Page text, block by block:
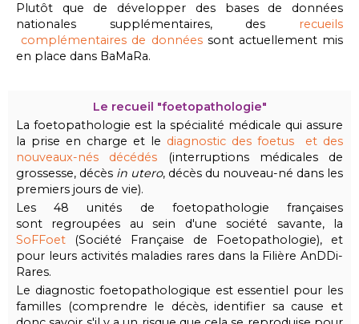
Plutôt que de développer des bases de données
nationales supplémentaires, des recueils
complémentaires de donnéessont actuellement mis
en place dans BaMaRa.
Le recueil "foetopathologie"
La foetopathologie est la spécialité médicale qui assure
la prise en charge et le diagnostic des foetus et des
nouveaux-nés décédés (interruptions médicales de
grossesse, décès in utero, décès du nouveau-né dans les
premiers jours de vie).
Les 48 unités de foetopathologie françaises
sont regroupées au sein d'une société savante, la
SoFFoet (Société Française de Foetopathologie), et
pour leurs activités maladies rares dans la Filière AnDDi-
Rares.
Le diagnostic foetopathologique est essentiel pour les
familles (comprendre le décès, identifier sa cause et